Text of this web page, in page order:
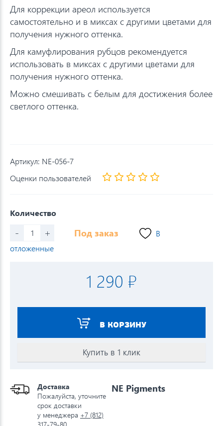
Для коррекции ареол используется
самостоятельно и в миксах с другими цветами для
получения нужного оттенка.
Для камуфлирования рубцов рекомендуется
использовать в миксах с другими цветами для
получения нужного оттенка.
Можно смешивать с белым для достижения более
светлого оттенка.
Артикул: NE-056-7
Оценки пользователей
Количество
- + Под заказ
В
отложенные
1 290 ₽
В КОРЗИНУ
Купить в 1 клик
Доставка
Пожалуйста, уточните
срок доставки
у менеджера +7 (812)
317-79-80
NE Pigments